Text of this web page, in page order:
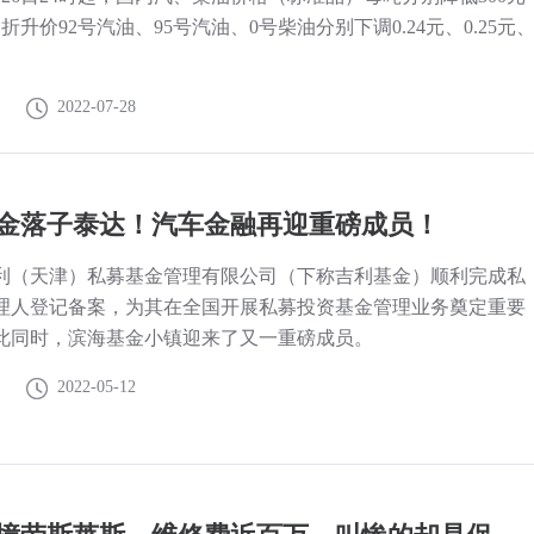
升价92号汽油、95号汽油、0号柴油分别下调0.24元、0.25元、
2022-07-28
落子泰达！汽车金融再迎重磅成员！
（天津）私募基金管理有限公司（下称吉利基金）顺利完成私
人登记备案，为其在全国开展私募投资基金管理业务奠定重要
同时，滨海基金小镇迎来了又一重磅成员。
2022-05-12